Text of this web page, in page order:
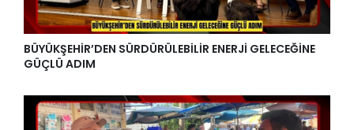
BÜYÜKŞEHİR’DEN SÜRDÜRÜLEBİLİR ENERJİ GELECEĞİNE
GÜÇLÜ ADIM